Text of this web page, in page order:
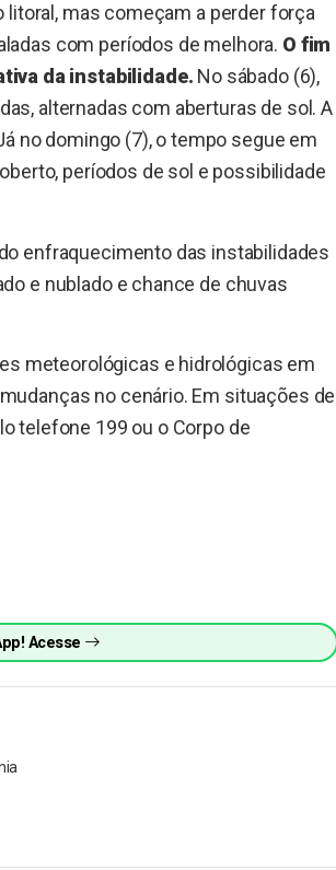
litoral, mas começam a perder força
com períodos de melhora. O fim
da instabilidade. No sábado (6),
alternadas com aberturas de sol. A
no domingo (7), o tempo segue em
períodos de sol e possibilidade
enfraquecimento das instabilidades
e nublado e chance de chuvas
meteorológicas e hidrológicas em
no cenário. Em situações de
telefone 199 ou o Corpo de
Acesse